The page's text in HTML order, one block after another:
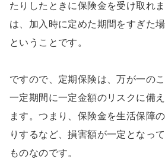
たりしたときに保険金を受け取れ
は、加入時に定めた期間をすぎた
ということです。
ですので、定期保険は、万が一の
一定期間に一定金額のリスクに備
ます。つまり、保険金を生活保障
りするなど、損害額が一定となっ
ものなのです。